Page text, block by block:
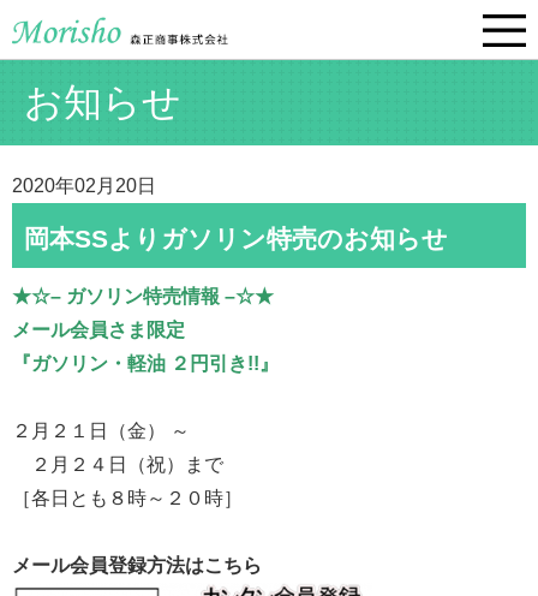
お知らせ
2020年02月20日
岡本SSよりガソリン特売のお知らせ
★☆– ガソリン特売情報 –☆★
メール会員さま限定
『ガソリン・軽油 ２円引き!!』
２月２１日（金） ～
２月２４日（祝）まで
［各日とも８時～２０時］
メール会員登録方法はこちら